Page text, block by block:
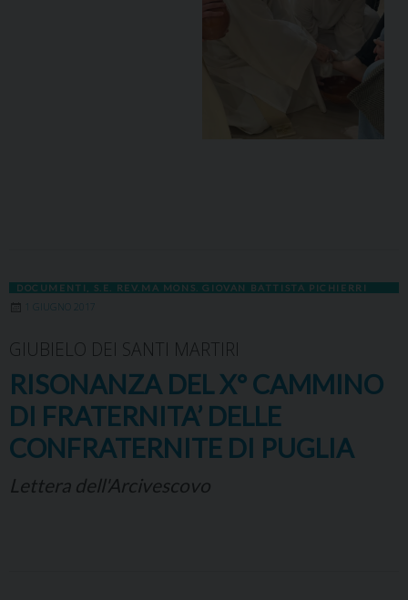
DOCUMENTI S.E. REV.MA MONS. GIOVAN BATTISTA PICHIERRI
1 GIUGNO 2017
GIUBIELO DEI SANTI MARTIRI
RISONANZA DEL X° CAMMINO
DI FRATERNITA’ DELLE
CONFRATERNITE DI PUGLIA
Lettera dell'Arcivescovo